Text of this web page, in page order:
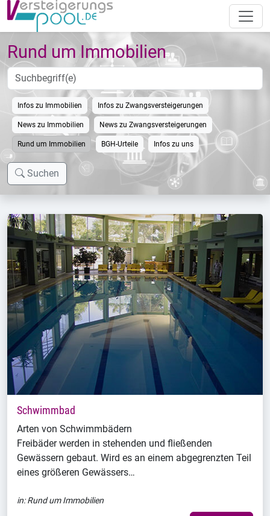
Rund um Immobilien
Infos zu Immobilien Infos zu Zwangsversteigerungen
News zu Immobilien News zu Zwangsversteigerungen
Rund um Immobilien BGH-Urteile Infos zu uns
Suchen
Schwimmbad
Arten von Schwimmbädern
Freibäder werden in stehenden und fließenden
Gewässern gebaut. Wird es an einem abgegrenzten Teil
eines größeren Gewässers…
in:Rund um Immobilien